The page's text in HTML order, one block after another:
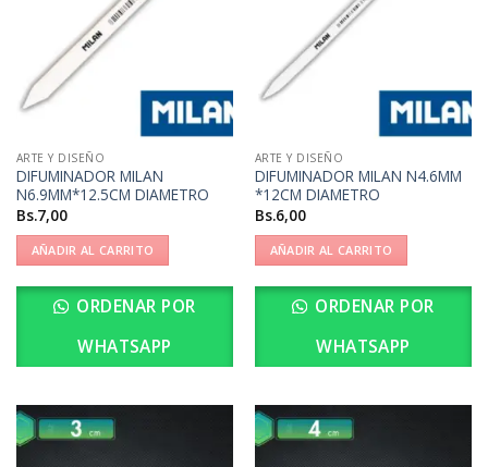
ARTE Y DISEÑO
DIFUMINADOR MILAN
N6.9MM*12.5CM DIAMETRO
Bs.7,00
AÑADIR AL CARRITO
ORDENAR POR
WHATSAPP
ARTE Y DISEÑO
DIFUMINADOR MILAN N4.6MM
*12CM DIAMETRO
Bs.6,00
AÑADIR AL CARRITO
ORDENAR POR
WHATSAPP